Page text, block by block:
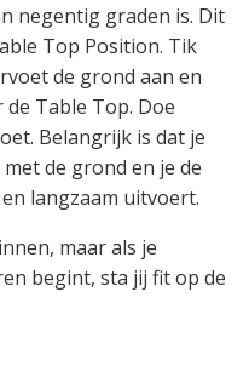
negentig graden is. Dit
Top Position. Tik
de grond aan en
Table Top. Doe
Belangrijk is dat je
de grond en je de
langzaam uitvoert.
maar als je
begint, sta jij fit op de